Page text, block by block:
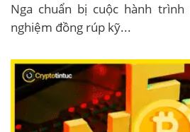
Nga chuẩn bị cuộc hành
nghiệm đồng rúp kỹ...